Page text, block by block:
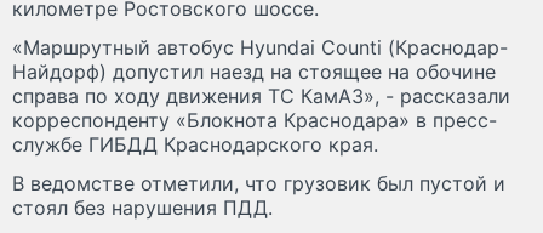
километре Ростовского шоссе.
«Маршрутный автобус Hyundai Counti (Краснодар-
Найдорф) допустил наезд на стоящее на обочине
справа по ходу движения ТС КамАЗ», - рассказали
корреспонденту «Блокнота Краснодара» в пресс-
службе ГИБДД Краснодарского края.
В ведомстве отметили, что грузовик был пустой и
стоял без нарушения ПДД.